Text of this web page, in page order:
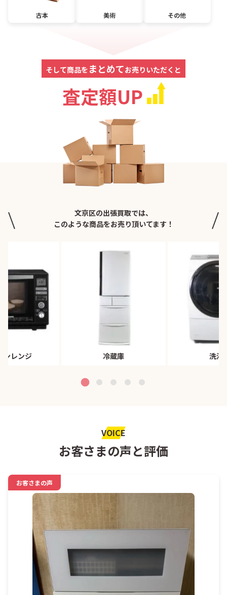
古本 美術 その他
そして商品を まとめてお売りいただくと
査定額UP
文京区の出張買取では、
このような商品をお売り頂いてます！
ンレンジ 冷蔵庫 洗濯
VOICE
お客さまの声と評価
お客さまの声